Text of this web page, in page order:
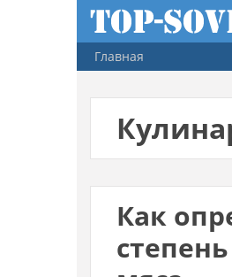
Перейти к основному содержанию
Вы здесь
Главная
Как